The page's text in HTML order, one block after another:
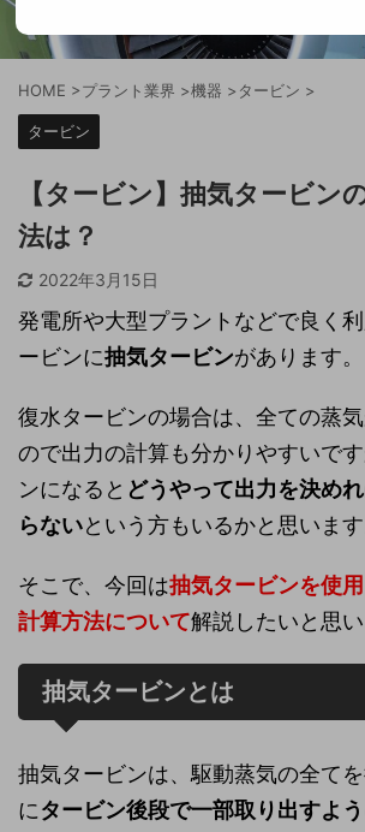
HOME >プラント業界 >機器 > タービン >
タービン
【タービン】抽気タービン
法は？
2022年3月15日
発電所や大型プラントなどで良く
ービンに抽気タービンがあります。
復水タービンの場合は、全ての蒸
ので出力の計算も分かりやすいで
ンになると どうやって出力を決め
らないという方もいるかと思います
そこで、今回は抽気タービンを使
計算方法について解説したいと思い
抽気タービンとは
抽気タービンは、駆動蒸気の全て
にタービン後段で一部取り出すよ